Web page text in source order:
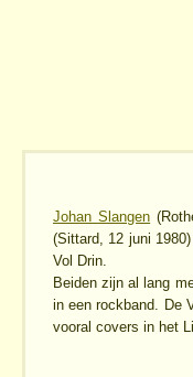
Johan Slangen
(Sittard, 12 juni
Vol Drin.
Beiden zijn al lang
in een rockband. De
vooral covers in het